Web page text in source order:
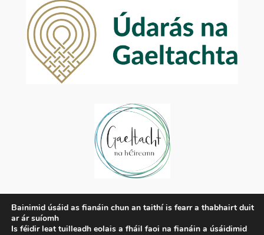
Príobháideachas
Beartas Príobháideachais
Bainimid úsáid as fianáin chun an taithí is fearr a thabhairt duit
ar ár suíomh
Is féidir leat tuilleadh eolais a fháil faoi na fianáin a úsáidimid